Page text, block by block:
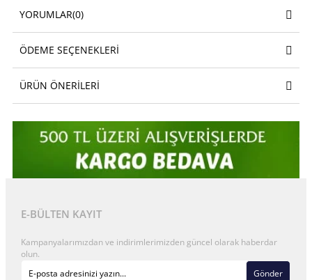
YORUMLAR(0)
ÖDEME SEÇENEKLERI
ÜRÜN ÖNERILERI
E-BÜLTEN KAYIT
Kampanyalarımızdan ve indirimlerimizden güncel olarak haberdar
olun.
Gönder